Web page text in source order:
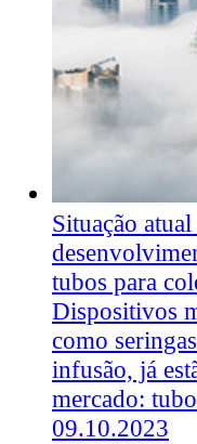
Situação
tubos para
Dispositivos
como
infusão, já
mercado:
09.10.2023